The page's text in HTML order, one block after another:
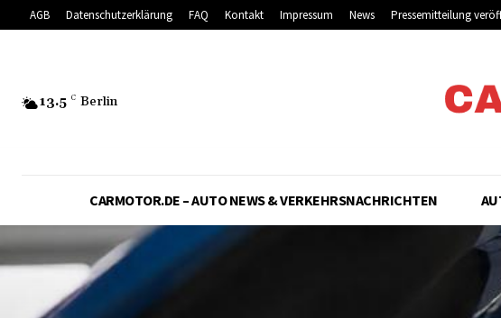
AGB Datenschutzerklärung FAQ Kontakt Impressum News Pressemitteilung
13.5 C Berlin
CARMOTOR.DE – AUTO NEWS & VERKEHRSNACHRICHTEN